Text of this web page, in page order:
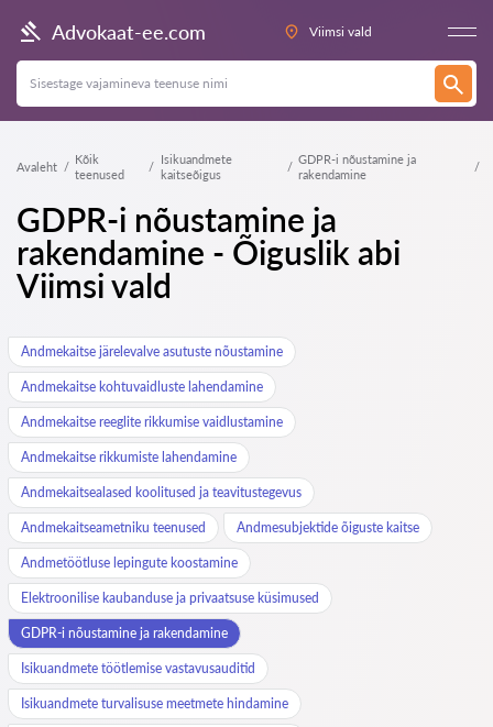
Advokaat-ee.com Viimsi vald
Avaleht
Kõik
teenused
Isikuandmete
kaitseõigus
GDPR-i nõustamine ja
rakendamine
GDPR-i nõustamine ja
rakendamine - Õiguslik abi
Viimsi vald
Andmekaitse järelevalve asutuste nõustamine
Andmekaitse kohtuvaidluste lahendamine
Andmekaitse reeglite rikkumise vaidlustamine
Andmekaitse rikkumiste lahendamine
Andmekaitsealased koolitused ja teavitustegevus
Andmekaitseametniku teenused Andmesubjektide õiguste kaitse
Andmetöötluse lepingute koostamine
Elektroonilise kaubanduse ja privaatsuse küsimused
GDPR-i nõustamine ja rakendamine
Isikuandmete töötlemise vastavusauditid
Isikuandmete turvalisuse meetmete hindamine